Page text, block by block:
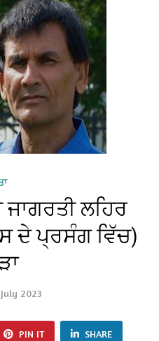
ਜਾਗਰਤੀ ਲਹਿਰ
ਦੇ ਪ੍ਰਸੰਗ ਵਿੱਚ)
2023
PIN IT SHARE